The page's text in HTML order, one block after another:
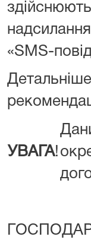
«SMS-
УВАГА!